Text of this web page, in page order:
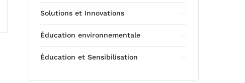
Solutions et Innovations
Éducation environnementale
Éducation et Sensibilisation